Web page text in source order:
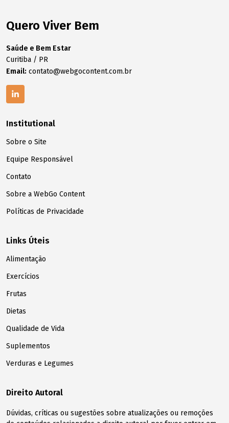
Quero Viver Bem
Saúde e Bem Estar
Curitiba / PR
Email: contato@webgocontent.com.br
Institutional
Sobre o Site
Equipe Responsável
Contato
Sobre a WebGo Content
Políticas de Privacidade
Links Úteis
Alimentação
Exercícios
Frutas
Dietas
Qualidade de Vida
Suplementos
Verduras e Legumes
Direito Autoral
Dúvidas, críticas ou sugestões sobre atualizações ou remoções